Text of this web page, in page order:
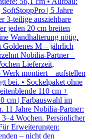
| 5 Jahre
3-teilige ausziehbare
jeden 20 cm breiten
Wandhalterung nötig.
M – jährlich
Nobilia-Partner –
Lieferzeit,
montiert – aufstellen
bei. • Sockelpaket ohne
110 cm +
cm | Farbauswahl im
11 Jahre Nobilia-Partner:
Wochen. Persönlicher
Erweiterungen:
– nicht den